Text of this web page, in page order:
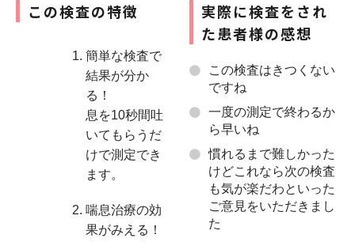
この検査の特徴
簡単な検査で
結果が分か
る！
息を10秒間吐
いてもらうだ
けで測定でき
ます。
喘息治療の効
果がみえる！
実際に検査をされ
た患者様の感想
この検査はきつくない
ですね
一度の測定で終わるか
ら早いね
慣れるまで難しかった
けどこれなら次の検査
も気が楽だわといった
ご意見をいただきまし
た